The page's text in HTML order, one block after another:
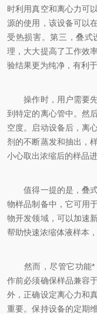
时利用真空和离心力可
源的使用，该设备可以
受热损害。第三，叠式
理，大大提高了工作效
验结果更为纯净，有利
操作时，用户需要先
到特定的离心管中。然
空度。启动设备后，离
剂的不断蒸发和抽出，
小心取出浓缩后的样品
值得一提的是，叠式
物样品制备中，它可用
物开发领域，可以加速
帮助快速浓缩体液样本
然而，尽管它功能*
作前必须确保样品兼容
外，正确设定离心力和
重要。保持设备的定期